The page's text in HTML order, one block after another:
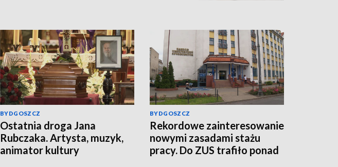
BYDGOSZCZ
Ostatnia droga Jana
Rubczaka. Artysta, muzyk,
animator kultury
BYDGOSZCZ
Rekordowe zainteresowanie
nowymi zasadami stażu
pracy. Do ZUS trafiło ponad